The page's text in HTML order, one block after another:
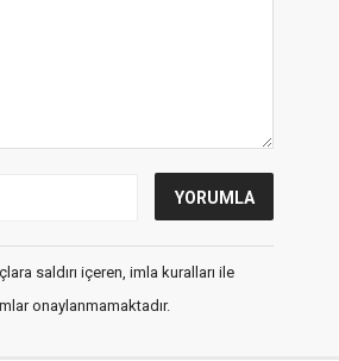
saldırı içeren, imla kuralları ile
onaylanmamaktadır.